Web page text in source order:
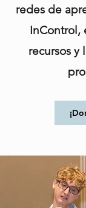
redes de
InControl,
recursos y